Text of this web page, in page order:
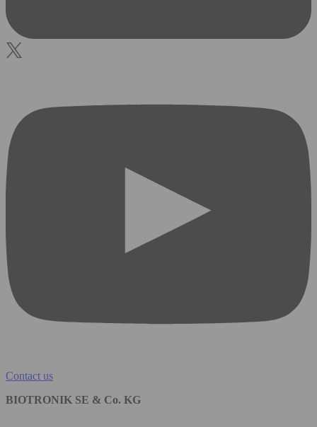
Contact us
BIOTRONIK SE & Co. KG